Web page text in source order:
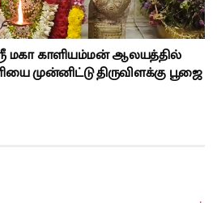
மகா காளியம்மன் ஆலயத்தில்
முன்னிட்டு திருவிளக்கு பூஜை